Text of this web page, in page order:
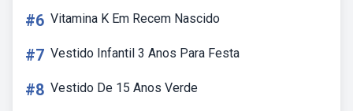
#6 Vitamina K Em Recem Nascido
#7 Vestido Infantil 3 Anos Para Festa
#8 Vestido De 15 Anos Verde